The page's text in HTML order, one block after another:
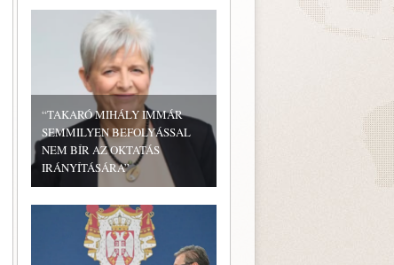
“TAKARÓ MIHÁLY IMMÁR
SEMMILYEN BEFOLYÁSSAL
NEM BÍR AZ OKTATÁS
IRÁNYÍTÁSÁRA”